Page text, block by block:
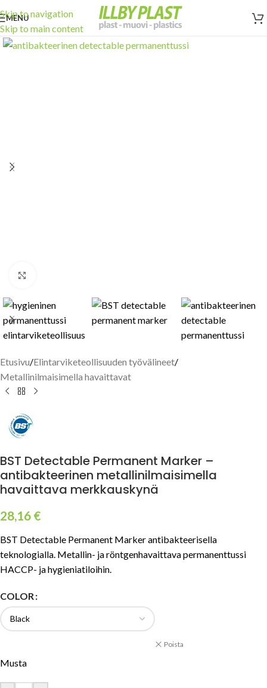
Skip to navigation
Skip to main content
MENU
Etusivu/Elintarviketeollisuuden työvälineet/
Metallinilmaisimella havaittavat
BST Detectable Permanent Marker –
antibakteerinen metallinilmaisimella
havaittava merkkauskynä
28,16 €
BST Detectable Permanent Marker antibakteerisella
teknologialla. Metallin- ja röntgenhavaittava permanenttussi
HACCP- ja hygieniatiloihin.
COLOR
Poista
Musta